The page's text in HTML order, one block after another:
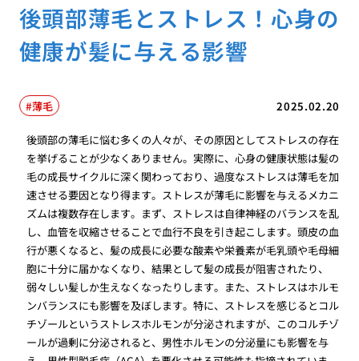
後頭部薄毛とストレス！心身の
健康が髪に与える影響
2025.02.20
薄毛
後頭部の薄毛に悩む多くの人々が、その原因としてストレスの存在
を挙げることが少なくありません。実際に、心身の健康状態は髪の
毛の成長サイクルに深く関わっており、過度なストレスは薄毛を加
速させる要因となり得ます。ストレスが薄毛に影響を与えるメカニ
ズムは複数存在します。まず、ストレスは自律神経のバランスを乱
し、血管を収縮させることで血行不良を引き起こします。頭皮の血
行が悪くなると、髪の成長に必要な酸素や栄養素が毛乳頭や毛母細
胞に十分に届かなくなり、結果として髪の成長が阻害されたり、
弱々しい髪しか生えなくなったりします。また、ストレスはホルモ
ンバランスにも影響を及ぼします。特に、ストレスを感じるとコル
チゾールというストレスホルモンが分泌されますが、このコルチゾ
ールが過剰に分泌されると、男性ホルモンの分泌量にも影響を与